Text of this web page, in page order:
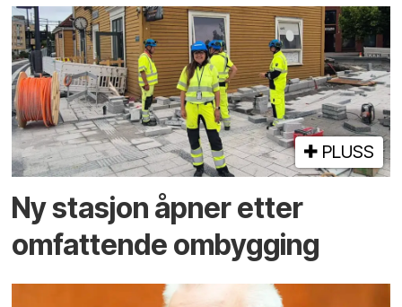
PLUSS
Ny stasjon åpner etter
omfattende ombygging